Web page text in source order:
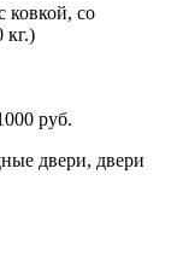
ковкой, со
кг.)
руб.
двери, двери